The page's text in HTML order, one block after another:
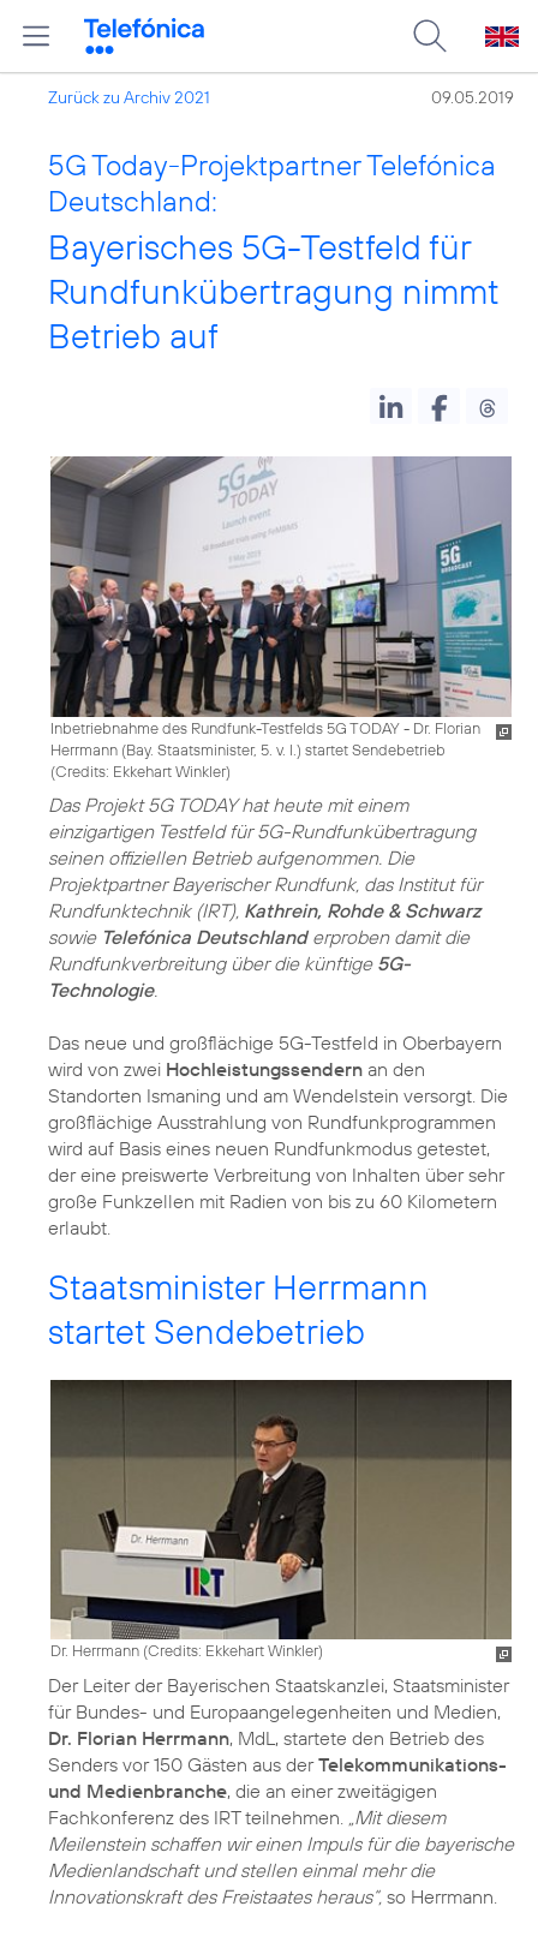
Zurück zu Archiv 2021 09.05.2019
5G Today-Projektpartner Telefónica
Deutschland:
Bayerisches 5G-Testfeld für
Rundfunkübertragung nimmt
Betrieb auf
Inbetriebnahme des Rundfunk-Testfelds 5G TODAY - Dr. Florian
Herrmann (Bay. Staatsminister, 5. v. l.) startet Sendebetrieb
(Credits: Ekkehart Winkler)
Das Projekt 5G TODAY hat heute mit einem
einzigartigen Testfeld für 5G-Rundfunkübertragung
seinen offiziellen Betrieb aufgenommen. Die
Projektpartner Bayerischer Rundfunk, das Institut für
Rundfunktechnik (IRT), Kathrein, Rohde & Schwarz
sowie Telefónica Deutschlanderproben damit die
Rundfunkverbreitung über die künftige 5G-
Technologie.
Das neue und großflächige 5G-Testfeld in Oberbayern
wird von zwei Hochleistungssendern an den
Standorten Ismaning und am Wendelstein versorgt. Die
großflächige Ausstrahlung von Rundfunkprogrammen
wird auf Basis eines neuen Rundfunkmodus getestet,
der eine preiswerte Verbreitung von Inhalten über sehr
große Funkzellen mit Radien von bis zu 60 Kilometern
erlaubt.
Staatsminister Herrmann
startet Sendebetrieb
Dr. Herrmann (Credits: Ekkehart Winkler)
Der Leiter der Bayerischen Staatskanzlei, Staatsminister
für Bundes- und Europaangelegenheiten und Medien,
Dr. Florian Herrmann, MdL, startete den Betrieb des
Senders vor 150 Gästen aus derTelekommunikations-
und Medienbranche, die an einer zweitägigen
Fachkonferenz des IRT teilnehmen. „Mit diesem
Meilenstein schaffen wir einen Impuls für die bayerische
Medienlandschaft und stellen einmal mehr die
Innovationskraft des Freistaates heraus“, so Herrmann.